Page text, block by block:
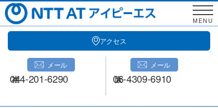
Skip
to
content
アクセス
メール
044-201-6290
メール
06-4309-6910
MENU